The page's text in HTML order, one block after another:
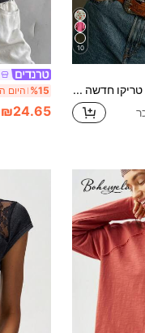
10
SoleilVie חולצת טריקו חדשה לאביב וקיץ עם הדפס פרחוני, צווארון עגול, ורסטילית, שרוולים ארוכים, בסגנון רטרו, וינטג', רב-תכליתי לנסיעות, בד רך וידידותי לעור, מתאים ללבוש חיצוני, חולצת טריקו חדשה לנשים, חולצת טי גרפית, ולנטיין %15
₪24.65